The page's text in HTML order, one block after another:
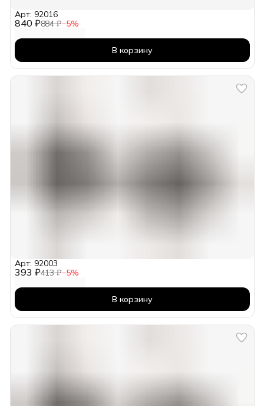
840 ₽884 ₽−5%
Арт: 92016
В корзину
393 ₽413 ₽−5%
Арт: 92003
В корзину